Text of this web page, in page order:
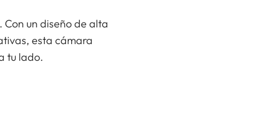
un diseño de alta
esta cámara
tu lado.